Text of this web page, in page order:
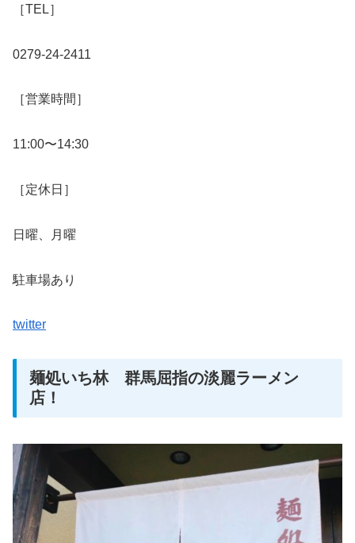
［TEL］
0279-24-2411
［営業時間］
11:00〜14:30
［定休日］
日曜、月曜
駐車場あり
twitter
麺処いち林 群馬屈指の淡麗ラーメン
店！